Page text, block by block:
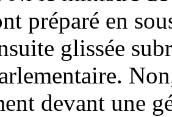
préparé en
glissée
devant une